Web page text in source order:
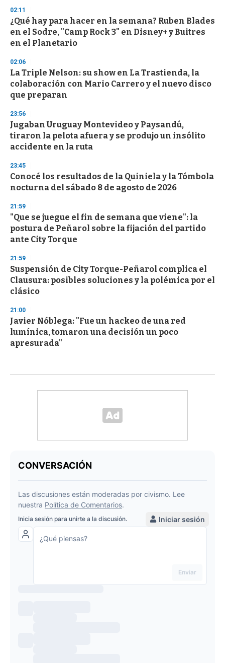
s
c
o
n
02:11
¿Qué hay para hacer en la semana? Ruben Blades
en el Sodre, "Camp Rock 3" en Disney+ y Buitres
en el Planetario
02:06
La Triple Nelson: su show en La Trastienda, la
colaboración con Mario Carrero y el nuevo disco
que preparan
23:56
Jugaban Uruguay Montevideo y Paysandú,
tiraron la pelota afuera y se produjo un insólito
accidente en la ruta
23:45
Conocé los resultados de la Quiniela y la Tómbola
nocturna del sábado 8 de agosto de 2026
21:59
"Que se juegue el fin de semana que viene": la
postura de Peñarol sobre la fijación del partido
ante City Torque
21:59
Suspensión de City Torque-Peñarol complica el
Clausura: posibles soluciones y la polémica por el
clásico
21:00
Javier Nóblega: "Fue un hackeo de una red
lumínica, tomaron una decisión un poco
apresurada"